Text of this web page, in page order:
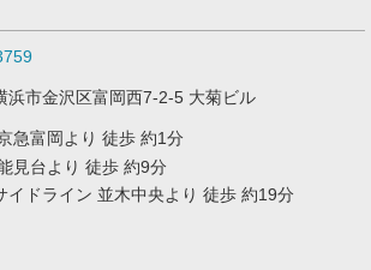
浜市金沢区富岡西7-2-5 大菊ビル
急富岡より 徒歩 約1分
見台より 徒歩 約9分
イドライン 並木中央より 徒歩 約19分